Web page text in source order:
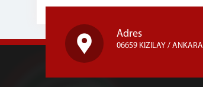
Adres
06659 KIZILAY / ANKARA